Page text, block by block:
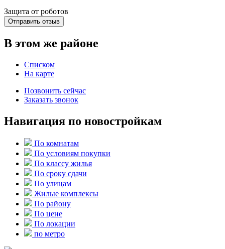
Защита от роботов
Отправить отзыв
В этом же районе
Списком
На карте
Позвонить сейчас
Заказать звонок
Навигация по новостройкам
По комнатам
По условиям покупки
По классу жилья
По сроку сдачи
По улицам
Жилые комплексы
По району
По цене
По локации
по метро